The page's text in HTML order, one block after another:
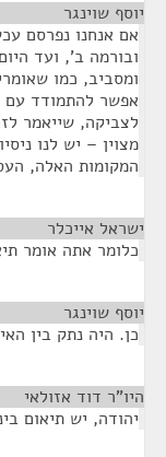
יוסף שוינגר
אם אנחנו נפרסם
ובורמה ב', ועד
אפשר להתמודד עם
לצביקה, שייאמר
מצוין – יש לנו
המקומות האלה,
ישראל אייכלר
כלומר אתה אומר
יוסף שוינגר
כן. היה נתק בין
היו"ר דוד אזולאי
יהודה, יש תיאום